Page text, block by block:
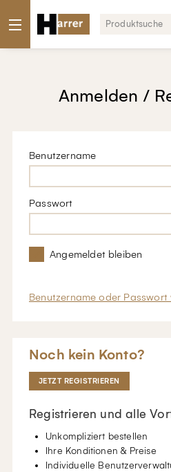
Anmelden /
Benutzername
Passwort
Angemeldet bleiben
Benutzername oder Passwort
Noch kein Konto?
JETZT REGISTRIEREN
Registrieren und alle
Unkompliziert bestellen
Ihre Konditionen & Preise
Individuelle